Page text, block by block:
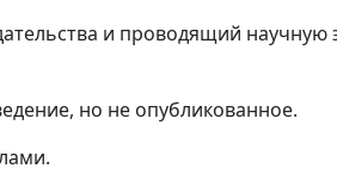
и проводящий
но не опубликованное.